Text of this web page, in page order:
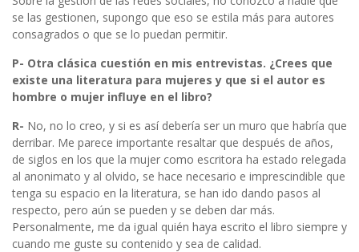
se las gestionen, supongo que eso se estila más para autores
consagrados o que se lo puedan permitir.
P- Otra clásica cuestión en mis entrevistas. ¿Crees que
existe una literatura para mujeres y que si el autor es
hombre o mujer influye en el libro?
R- No, no lo creo, y si es así debería ser un muro que habría que
derribar. Me parece importante resaltar que después de años,
de siglos en los que la mujer como escritora ha estado relegada
al anonimato y al olvido, se hace necesario e imprescindible que
tenga su espacio en la literatura, se han ido dando pasos al
respecto, pero aún se pueden y se deben dar más.
Personalmente, me da igual quién haya escrito el libro siempre y
cuando me guste su contenido y sea de calidad.